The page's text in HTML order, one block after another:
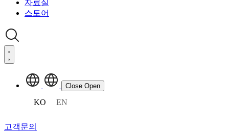
자료실
스토어
Close Open
KO EN
고객문의